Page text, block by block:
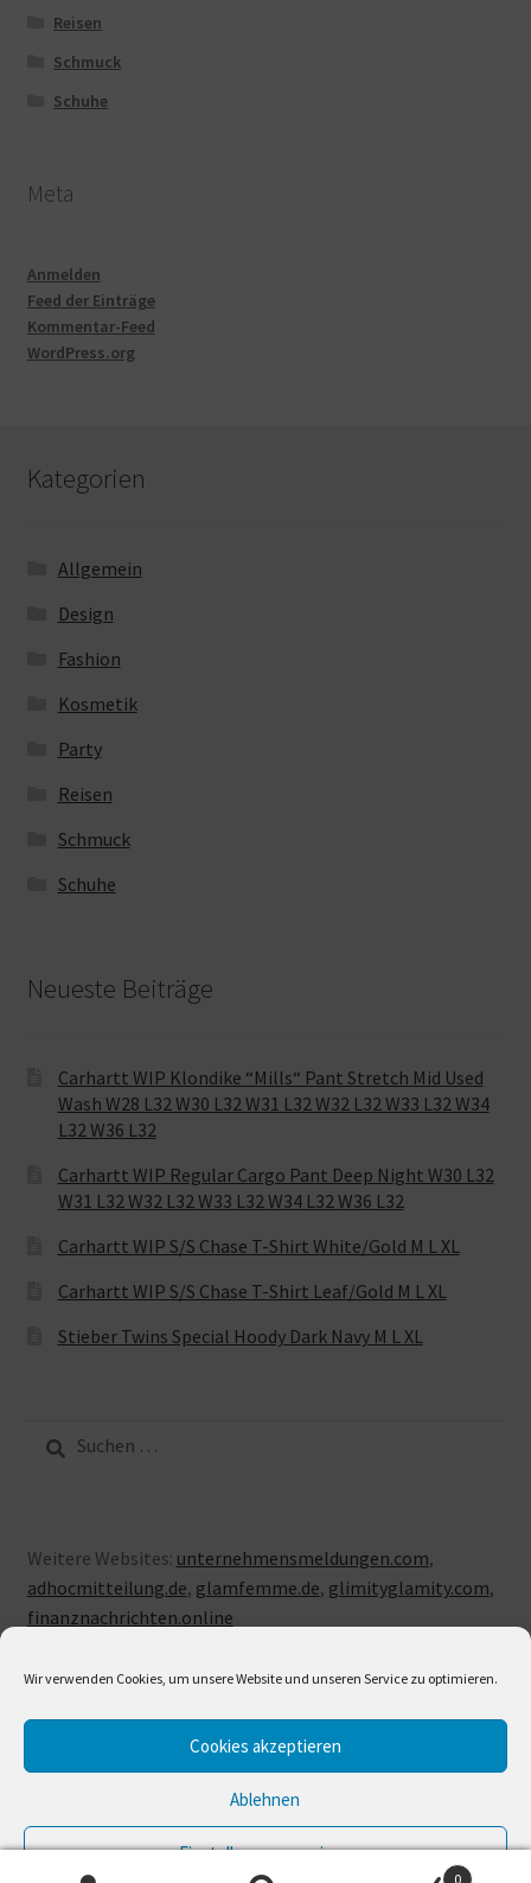
Wir verwenden Cookies, um unsere Website und unseren Service zu optimieren.
Cookies akzeptieren
Ablehnen
Einstellungen anzeigen
Reisen
Schmuck
Schuhe
Meta
Anmelden
Feed der Einträge
Kommentar-Feed
WordPress.org
Kategorien
Allgemein
Design
Fashion
Kosmetik
Party
Reisen
Schmuck
Schuhe
Neueste Beiträge
Carhartt WIP Klondike “Mills“ Pant Stretch Mid Used
Wash W28 L32 W30 L32 W31 L32 W32 L32 W33 L32 W34
L32 W36 L32
Carhartt WIP Regular Cargo Pant Deep Night W30 L32
W31 L32 W32 L32 W33 L32 W34 L32 W36 L32
Carhartt WIP S/S Chase T-Shirt White/Gold M L XL
Carhartt WIP S/S Chase T-Shirt Leaf/Gold M L XL
Stieber Twins Special Hoody Dark Navy M L XL
nach:
Weitere Websites: unternehmensmeldungen.com,
adhocmitteilung.de, glamfemme.de, glimityglamity.com,
finanznachrichten.online
© LUXUSLOVE 2026
Erstellt mit Storefront & WooCommerce
0